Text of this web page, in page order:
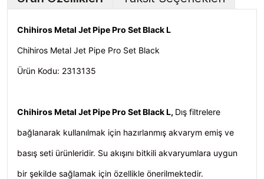
Chihiros Metal Jet Pipe Pro Set Black L
Chihiros Metal Jet Pipe Pro Set Black
Ürün Kodu: 2313135
Chihiros Metal Jet Pipe Pro Set Black L, Dış filtrelere
bağlanarak kullanılmak için hazırlanmış akvarym emiş ve
basış seti ürünleridir. Su akışını bitkili akvaryumlara uygun
bir şekilde sağlamak için özellikle önerilmektedir.